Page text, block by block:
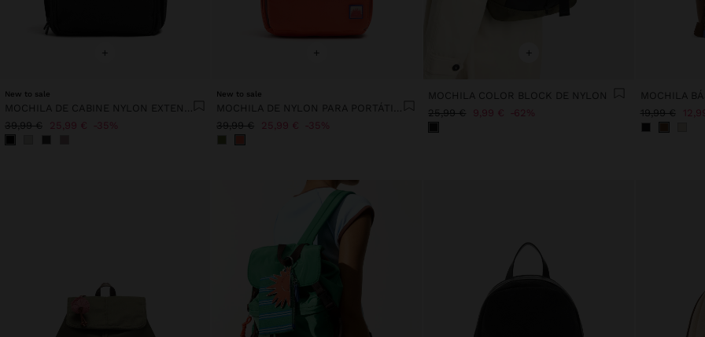
+
New to sale
MOCHILA DE CABINE NYLON EXTENSÍVEL COM PORTA-GARRAFA
39,99 € 25,99 € 35%
+
New to sale
MOCHILA DE NYLON PARA PORTÁTIL DE 13"
39,99 € 25,99 € 35%
+
MOCHILA COLOR BLOCK DE NYLON
25,99 € 9,99 € 62%
MOCHILA
19,99 €